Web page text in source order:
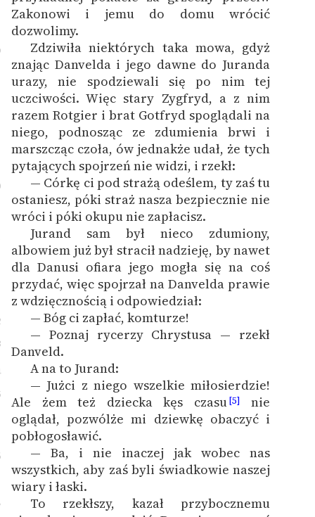
Zakonowi i jemu do domu wrócić
dozwolimy.
Zdziwiła niektórych taka mowa, gdyż
znając Danvelda i jego dawne do Juranda
urazy, nie spodziewali się po nim tej
uczciwości. Więc stary Zygfryd, a z nim
razem Rotgier i brat Gotfryd spoglądali na
niego, podnosząc ze zdumienia brwi i
marszcząc czoła, ów jednakże udał, że tych
pytających spojrzeń nie widzi, i rzekł:
— Córkę ci pod strażą odeślem, ty zaś tu
ostaniesz, póki straż nasza bezpiecznie nie
wróci i póki okupu nie zapłacisz.
Jurand sam był nieco zdumiony,
albowiem już był stracił nadzieję, by nawet
dla Danusi ofiara jego mogła się na coś
przydać, więc spojrzał na Danvelda prawie
z wdzięcznością i odpowiedział:
— Bóg ci zapłać, komturze!
— Poznaj rycerzy Chrystusa — rzekł
Danveld.
A na to Jurand:
— Jużci z niego wszelkie miłosierdzie!
Ale żem też dziecka kęs czasu[5]
nie
oglądał, pozwólże mi dziewkę obaczyć i
pobłogosławić.
— Ba, i nie inaczej jak wobec nas
wszystkich, aby zaś byli świadkowie naszej
wiary i łaski.
To rzekłszy, kazał przybocznemu